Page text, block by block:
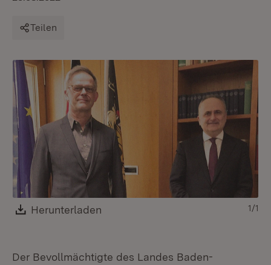
Teilen
Download:
Herunterladen 1/1
Der Bevollmächtigte des Landes Baden-